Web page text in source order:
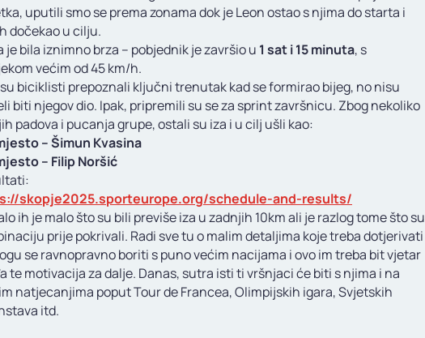
uputili smo se prema zonama dok je Leon ostao s njima do starta i
dočekao u cilju.
je bila iznimno brza – pobjednik je završio u 1 sat i 15 minuta, s
većim od 45 km/h.
biciklisti prepoznali ključni trenutak kad se formirao bijeg, no nisu
biti njegov dio. Ipak, pripremili su se za sprint završnicu. Zbog nekoliko
padova i pucanja grupe, ostali su iza i u cilj ušli kao:
– Šimun Kvasina
– Filip Noršić
skopje2025.sporteurope.org/schedule-and-results/
ih je malo što su bili previše iza u zadnjih 10km ali je razlog tome što su
prije pokrivali. Radi sve tu o malim detaljima koje treba dotjerivati
se ravnopravno boriti s puno većim nacijama i ovo im treba bit vjetar
te motivacija za dalje. Danas, sutra isti ti vršnjaci će biti s njima i na
natjecanjima poput Tour de Francea, Olimpijskih igara, Svjetskih
itd.